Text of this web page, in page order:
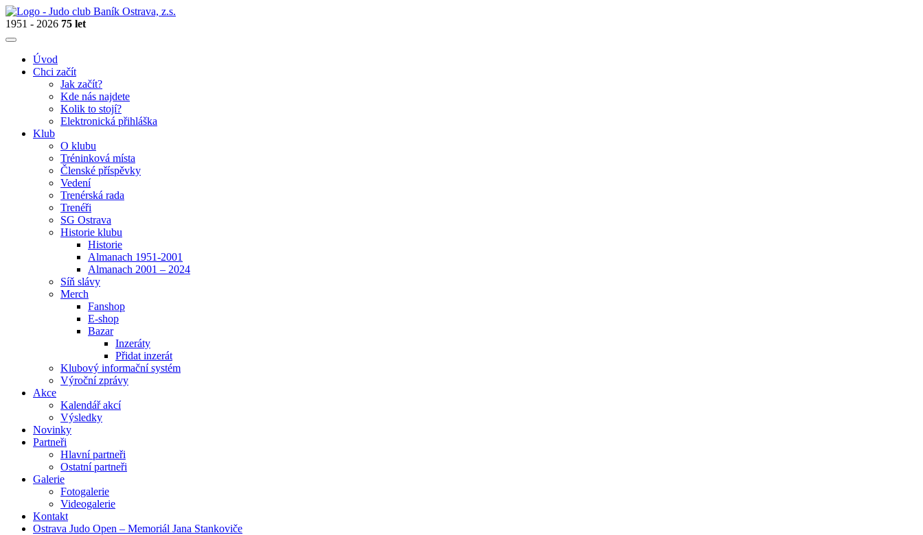
1951 - 2026 75 let
Úvod
Chci začít
Jak začít?
Kde nás najdete
Kolik to stojí?
Elektronická přihláška
Klub
O klubu
Tréninková místa
Členské příspěvky
Vedení
Trenérská rada
Trenéři
SG Ostrava
Historie klubu
Historie
Almanach 1951-2001
Almanach 2001 – 2024
Síň slávy
Merch
Fanshop
E-shop
Bazar
Inzeráty
Přidat inzerát
Klubový informační systém
Výroční zprávy
Akce
Kalendář akcí
Výsledky
Novinky
Partneři
Hlavní partneři
Ostatní partneři
Galerie
Fotogalerie
Videogalerie
Kontakt
Ostrava Judo Open – Memoriál Jana Stankoviče